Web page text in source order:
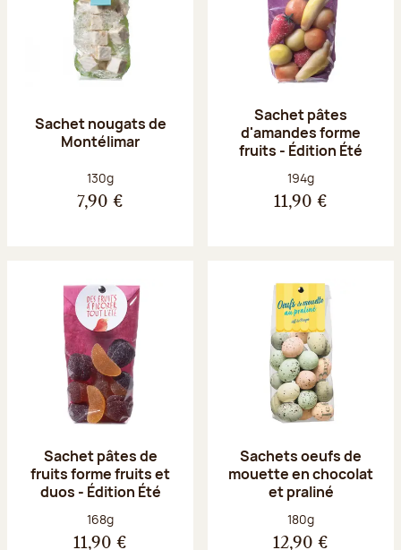
Sachet nougats de
Montélimar
Poids net :
130g
7,90 €
Sachet pâtes
d'amandes forme
fruits - Édition Été
Poids net :
194g
11,90 €
Sachet pâtes de
fruits forme fruits et
duos - Édition Été
Poids net :
168g
11,90 €
Sachets oeufs de
mouette en chocolat
et praliné
Poids net :
180g
12,90 €